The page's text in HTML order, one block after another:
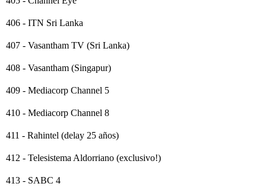
406 - ITN Sri Lanka
407 - Vasantham TV (Sri Lanka)
408 - Vasantham (Singapur)
409 - Mediacorp Channel 5
410 - Mediacorp Channel 8
411 - Rahintel (delay 25 años)
412 - Telesistema Aldorriano (exclusivo!)
413 - SABC 4